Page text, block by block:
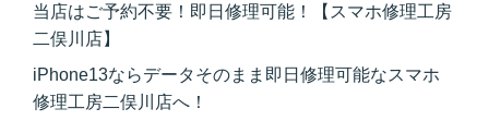
当店はご予約不要！即日修理可能！【スマホ修理工房
二俣川店】
iPhone13ならデータそのまま即日修理可能なスマホ
修理工房二俣川店へ！